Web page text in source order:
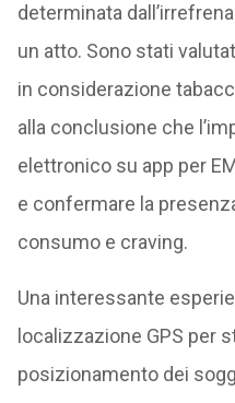
determinata
un atto. Sono stati
in considerazione
alla conclusione che
elettronico su app per
e confermare la
consumo e craving.
Una interessante
localizzazione GPS per
posizionamento dei